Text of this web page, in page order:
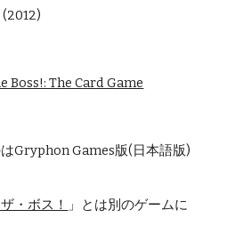
Boss!: The Card Game
Gryphon Games版(日本語版)
・ボス！
」とは別のゲームに